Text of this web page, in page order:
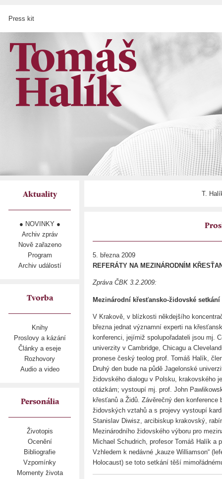
Press kit
Aktuality
● NOVINKY ●
Archiv zpráv
Nově zařazeno
Program
Archiv událostí
Tvorba
Knihy
Proslovy a kázání
Články a eseje
Rozhovory
Audio a video
Personália
Životopis
Ocenění
Bibliografie
Vzpomínky
Momenty života
T.
5. března 2009
REFERÁTY NA MEZINÁRODNÍM
Zpráva ČBK 3.2.2009:
Mezinárodní křesťansko-židovské setkání
V Krakově, v blízkosti někdejšího
března jednat významní experti na
konferenci, jejímiž spolupořadateli jsou mj.
univerzity v Cambridge, Chicagu a
pronese český teolog prof. Tomáš Halík,
Druhý den bude na půdě Jagelonské
židovského dialogu v Polsku, krakovského
otázkám; vystoupí mj. prof. John
křesťanů a Židů. Závěrečný den
židovských vztahů a s projevy vystoupí
Stanislav Diwisz, arcibiskup krakovský,
Mezinárodního židovského výboru pro
Michael Schudrich, profesor Tomáš Halík a
Vzhledem k nedávné „kauze Williamson“
Holocaust) se toto setkání těší